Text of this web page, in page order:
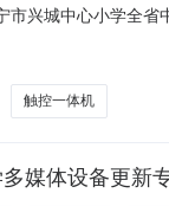
市兴城中心小学全
学地址：广东省
触控一体机
媒体设备更新